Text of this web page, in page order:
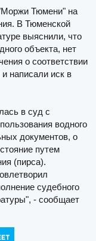
Тюмени" на
В Тюменской
выяснили, что
объекта, нет
о соответствии
написали иск в
в суд с
водного
документов, о
путем
(пирса).
судебного
- сообщает